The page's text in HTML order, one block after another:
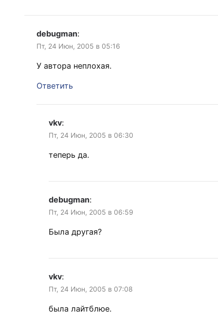
debugman:
Пт, 24 Июн, 2005 в 05:16
У автора неплохая.
Ответить
vkv:
Пт, 24 Июн, 2005 в 06:30
теперь да.
debugman:
Пт, 24 Июн, 2005 в 06:59
Была другая?
vkv:
Пт, 24 Июн, 2005 в 07:08
была лайтблюе.